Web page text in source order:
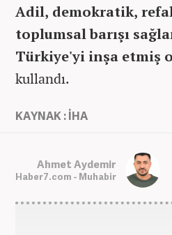
Adil, demokratik,
toplumsal barışı
Türkiye'yi inşa etmiş
kullandı.
KAYNAK : İHA
Ahmet Aydemir
Haber7.com - Muhabir